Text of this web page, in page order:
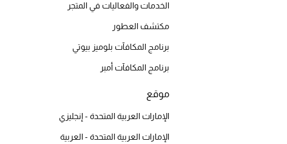
الخدمات والفعاليات في المتجر
مكتشف العطور
برنامج المكافآت بلوميز بيوتي
برنامج المكافآت أمبر
موقع
الإمارات العربية المتحدة - إنجليزي
الإمارات العربية المتحدة - العربية